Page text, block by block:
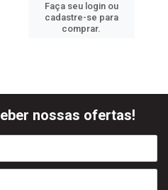
Faça seu login ou
cadastre-se para
comprar.
nossas ofertas!